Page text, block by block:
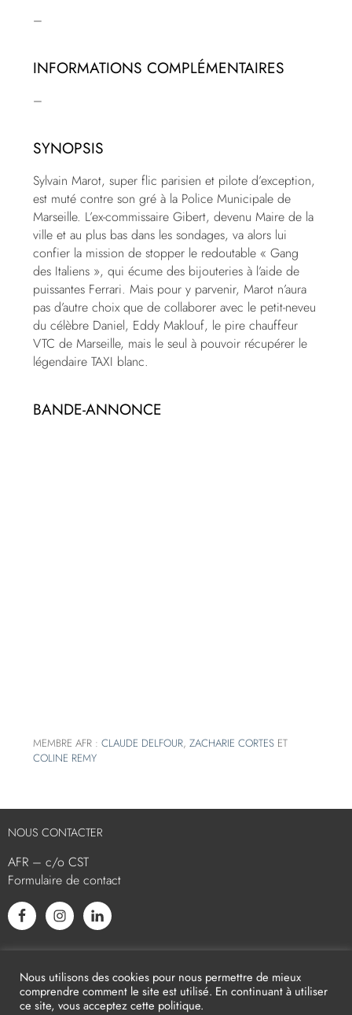
–
INFORMATIONS COMPLÉMENTAIRES
–
SYNOPSIS
Sylvain Marot, super flic parisien et pilote d’exception,
est muté contre son gré à la Police Municipale de
Marseille. L’ex-commissaire Gibert, devenu Maire de la
ville et au plus bas dans les sondages, va alors lui
confier la mission de stopper le redoutable « Gang
des Italiens », qui écume des bijouteries à l’aide de
puissantes Ferrari. Mais pour y parvenir, Marot n’aura
pas d’autre choix que de collaborer avec le petit-neveu
du célèbre Daniel, Eddy Maklouf, le pire chauffeur
VTC de Marseille, mais le seul à pouvoir récupérer le
légendaire TAXI blanc.
BANDE-ANNONCE
MEMBRE AFR :CLAUDE DELFOUR,ZACHARIE CORTES ET
COLINE REMY
NOUS CONTACTER
AFR – c/o CST
Formulaire de contact
Nous utilisons des cookies pour nous permettre de mieux
comprendre comment le site est utilisé. En continuant à utiliser
ce site, vous acceptez cette politique.